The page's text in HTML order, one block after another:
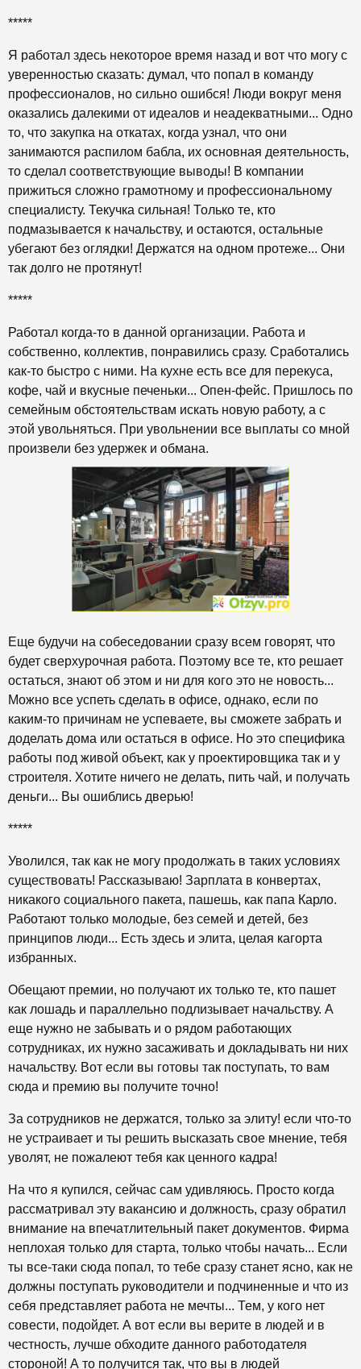
*****
Я работал здесь некоторое время назад и вот что могу с
уверенностью сказать: думал, что попал в команду
профессионалов, но сильно ошибся! Люди вокруг меня
оказались далекими от идеалов и неадекватными... Одно
то, что закупка на откатах, когда узнал, что они
занимаются распилом бабла, их основная деятельность,
то сделал соответствующие выводы! В компании
прижиться сложно грамотному и профессиональному
специалисту. Текучка сильная! Только те, кто
подмазывается к начальству, и остаются, остальные
убегают без оглядки! Держатся на одном протеже... Они
так долго не протянут!
*****
Работал когда-то в данной организации. Работа и
собственно, коллектив, понравились сразу. Сработались
как-то быстро с ними. На кухне есть все для перекуса,
кофе, чай и вкусные печеньки... Опен-фейс. Пришлось по
семейным обстоятельствам искать новую работу, а с
этой увольняться. При увольнении все выплаты со мной
произвели без удержек и обмана.
Еще будучи на собеседовании сразу всем говорят, что
будет сверхурочная работа. Поэтому все те, кто решает
остаться, знают об этом и ни для кого это не новость...
Можно все успеть сделать в офисе, однако, если по
каким-то причинам не успеваете, вы сможете забрать и
доделать дома или остаться в офисе. Но это специфика
работы под живой объект, как у проектировщика так и у
строителя. Хотите ничего не делать, пить чай, и получать
деньги... Вы ошиблись дверью!
*****
Уволился, так как не могу продолжать в таких условиях
существовать! Рассказываю! Зарплата в конвертах,
никакого социального пакета, пашешь, как папа Карло.
Работают только молодые, без семей и детей, без
принципов люди... Есть здесь и элита, целая кагорта
избранных.
Обещают премии, но получают их только те, кто пашет
как лошадь и параллельно подлизывает начальству. А
еще нужно не забывать и о рядом работающих
сотрудниках, их нужно засаживать и докладывать ни них
начальству. Вот если вы готовы так поступать, то вам
сюда и премию вы получите точно!
За сотрудников не держатся, только за элиту! если что-то
не устраивает и ты решить высказать свое мнение, тебя
уволят, не пожалеют тебя как ценного кадра!
На что я купился, сейчас сам удивляюсь. Просто когда
рассматривал эту вакансию и должность, сразу обратил
внимание на впечатлительный пакет документов. Фирма
неплохая только для старта, только чтобы начать... Если
ты все-таки сюда попал, то тебе сразу станет ясно, как не
должны поступать руководители и подчиненные и что из
себя представляет работа не мечты... Тем, у кого нет
совести, подойдет. А вот если вы верите в людей и в
честность, лучше обходите данного работодателя
стороной! А то получится так, что вы в людей